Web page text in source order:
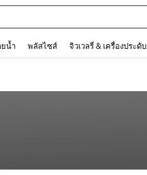
น้ำ พลัสไซส์ จิวเวลรี่ & เครื่องประดับ